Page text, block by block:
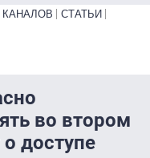
СТАТЬИ
во втором
доступе